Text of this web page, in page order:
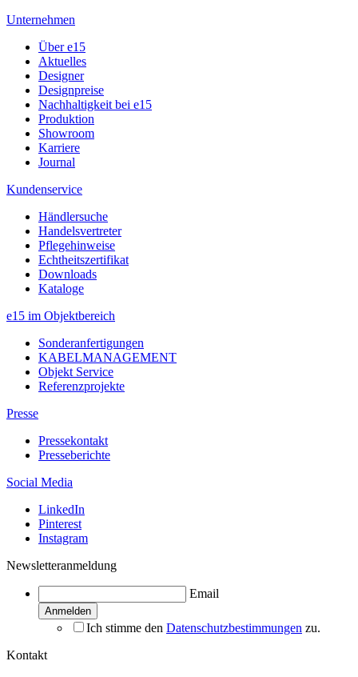
Unternehmen
Über e15
Aktuelles
Designer
Designpreise
Nachhaltigkeit bei e15
Produktion
Showroom
Karriere
Journal
Kundenservice
Händlersuche
Handelsvertreter
Pflegehinweise
Echtheitszertifikat
Downloads
Kataloge
e15 im Objektbereich
Sonderanfertigungen
KABELMANAGEMENT
Objekt Service
Referenzprojekte
Presse
Pressekontakt
Presseberichte
Social Media
LinkedIn
Pinterest
Instagram
Newsletteranmeldung
Email
Ich stimme den Datenschutzbestimmungen zu.
Kontakt